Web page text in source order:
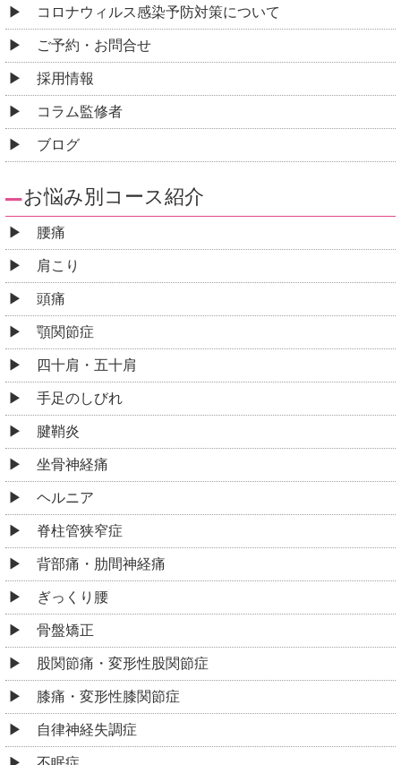
お悩み別コース紹介
腰痛
肩こり
頭痛
顎関節症
四十肩・五十肩
手足のしびれ
腱鞘炎
坐骨神経痛
ヘルニア
脊柱管狭窄症
背部痛・肋間神経痛
ぎっくり腰
骨盤矯正
股関節痛・変形性股関節症
膝痛・変形性膝関節症
自律神経失調症
不眠症
寝違え
生理痛・PMS
EMS
スポーツ傷害
その他